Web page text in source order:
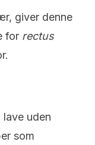
giver denne
for rectus
lave uden
som